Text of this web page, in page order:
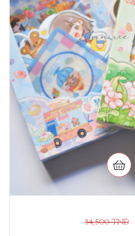
Prix
34,500 TND